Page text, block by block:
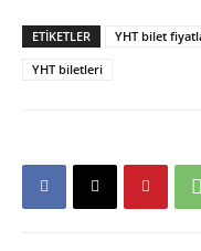
ETIKETLER YHT bilet
YHT biletleri